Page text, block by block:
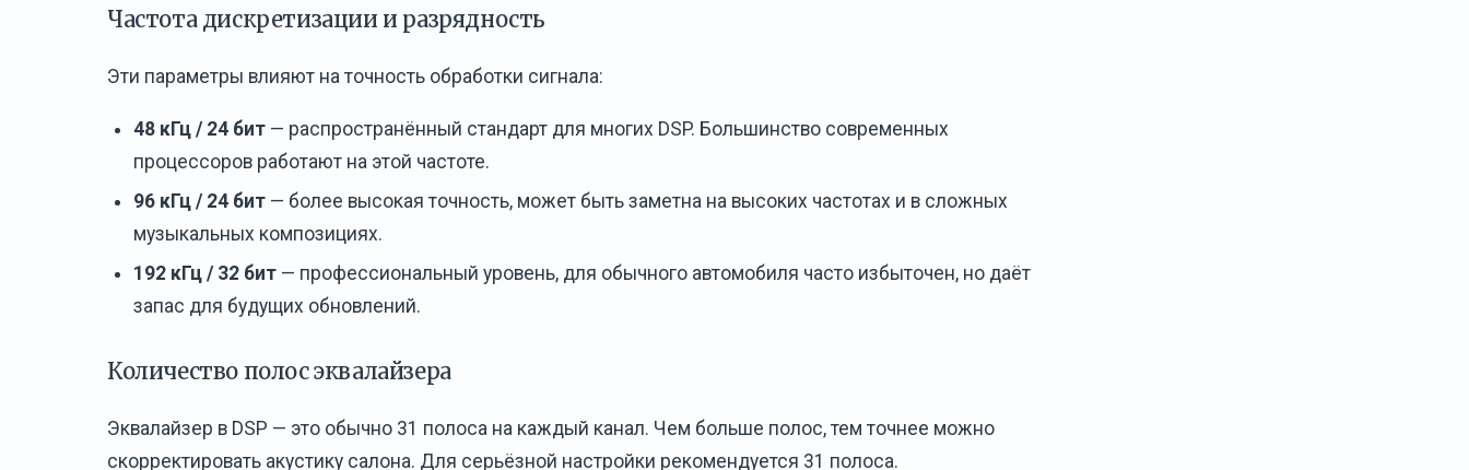
Частота дискретизации и разрядность
Эти параметры влияют на точность обработки сигнала:
48 кГц / 24 бит — распространённый стандарт для многих DSP. Большинство современных
процессоров работают на этой частоте.
96 кГц / 24 бит — более высокая точность, может быть заметна на высоких частотах и в сложных
музыкальных композициях.
192 кГц / 32 бит — профессиональный уровень, для обычного автомобиля часто избыточен, но даёт
запас для будущих обновлений.
Количество полос эквалайзера
Эквалайзер в DSP — это обычно 31 полоса на каждый канал. Чем больше полос, тем точнее можно
скорректировать акустику салона. Для серьёзной настройки рекомендуется 31 полоса.